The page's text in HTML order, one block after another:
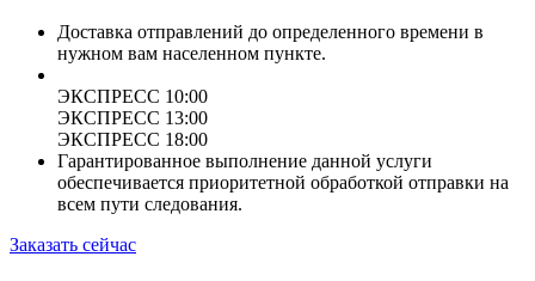
Доставка отправлений до определенного времени в
нужном вам населенном пункте.
ЭКСПРЕСС 10:00
ЭКСПРЕСС 13:00
ЭКСПРЕСС 18:00
Гарантированное выполнение данной услуги
обеспечивается приоритетной обработкой отправки на
всем пути следования.
Заказать сейчас